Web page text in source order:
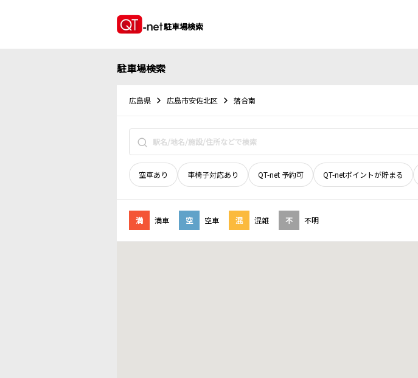
駐車場検索
駐車場検索
広島県 広島市安佐北区 落合南
空車あり 車椅子対応あり QT-net 予約可 QT-netポイントが貯まる
満 満車 空 空車 混 混雑 不 不明